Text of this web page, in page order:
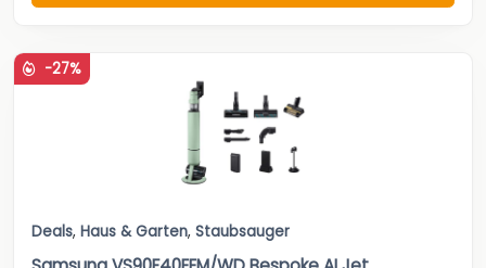
-27%
Deals, Haus & Garten, Staubsauger